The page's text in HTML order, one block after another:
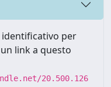
per
link a questo
20.500.126